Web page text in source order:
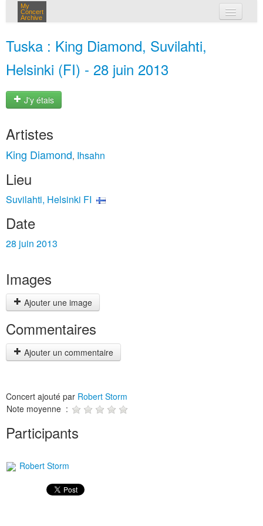
My
Concert
Archive
Tuska : King Diamond, Suvilahti,
Helsinki (FI) - 28 juin 2013
J'y étais
Artistes
King Diamond, Ihsahn
Lieu
Suvilahti, Helsinki FI
Date
28 juin 2013
Images
Ajouter une image
Commentaires
Ajouter un commentaire
Concert ajouté par Robert Storm
Note moyenne :
Participants
Robert Storm